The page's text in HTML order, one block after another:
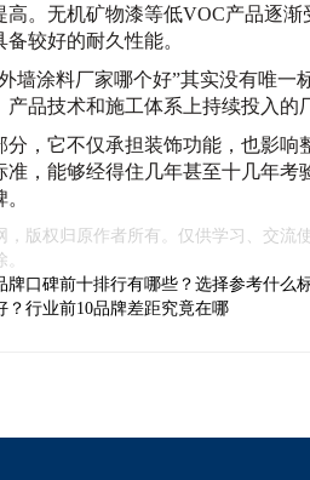
。无机矿物漆等低VOC产品逐渐
较好的耐久性能。
墙涂料厂家哪个好”其实没有唯一
品技术和施工体系上持续投入的
，它不仅承担装饰功能，也影响
，能够经得住几年甚至十几年考
，版权归原作者所有。仅供学习、交流
牌口碑前十排行有哪些？选择参考什么
？行业前10品牌差距究竟在哪